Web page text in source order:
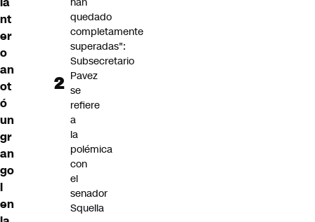
nt
er
o
an
ot
ó
un
gr
an
go
l
en
quedado
completamente
superadas":
Subsecretario
Pavez
se
refiere
a
la
polémica
con
el
senador
Squella